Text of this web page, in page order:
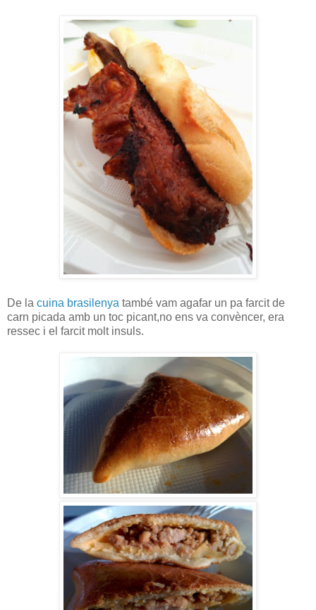
De la cuina brasilenya també vam agafar un pa farcit de
carn picada amb un toc picant,no ens va convèncer, era
ressec i el farcit molt insuls.